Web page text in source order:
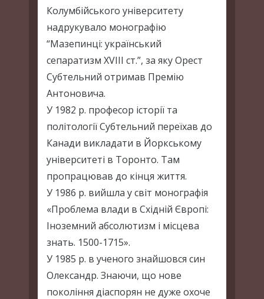
Колумбійського університету
надрукувало монографію
“Мазепинці: український
сепаратизм XVIII ст.”, за яку Орест
Субтельний отримав Премію
Антоновича.
У 1982 р. професор історії та
політології Субтельний переїхав до
Канади викладати в Йоркському
університеті в Торонто. Там
пропрацював до кінця життя.
У 1986 р. вийшла у світ монографія
«Проблема влади в Східній Європі:
Іноземний абсолютизм і місцева
знать. 1500-1715».
У 1985 р. в ученого знайшовся син
Олександр. Знаючи, що нове
покоління діаспорян не дуже охоче